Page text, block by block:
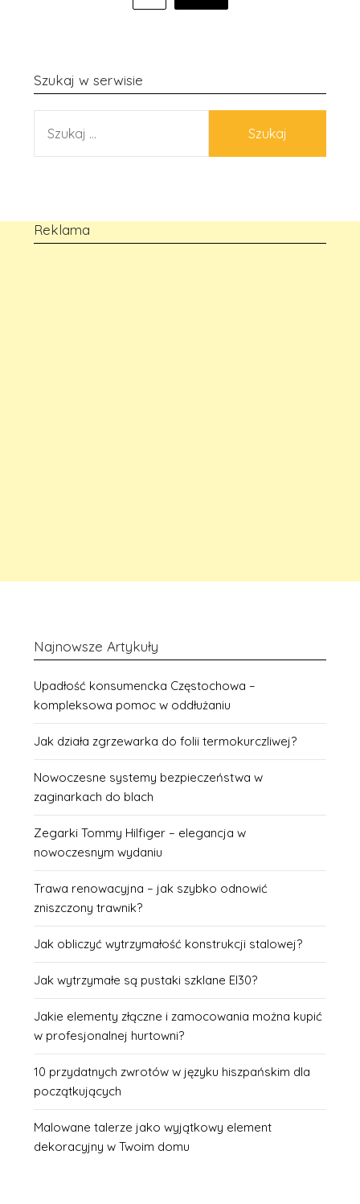
Szukaj w serwisie
Reklama
Najnowsze Artykuły
Upadłość konsumencka Częstochowa –
kompleksowa pomoc w oddłużaniu
Jak działa zgrzewarka do folii termokurczliwej?
Nowoczesne systemy bezpieczeństwa w
zaginarkach do blach
Zegarki Tommy Hilfiger – elegancja w
nowoczesnym wydaniu
Trawa renowacyjna – jak szybko odnowić
zniszczony trawnik?
Jak obliczyć wytrzymałość konstrukcji stalowej?
Jak wytrzymałe są pustaki szklane EI30?
Jakie elementy złączne i zamocowania można kupić
w profesjonalnej hurtowni?
10 przydatnych zwrotów w języku hiszpańskim dla
początkujących
Malowane talerze jako wyjątkowy element
dekoracyjny w Twoim domu